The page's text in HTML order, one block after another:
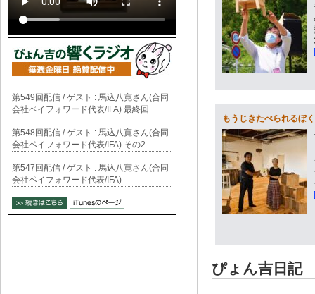
もうじきたべられるぼ
ぴょん吉日記
第549回配信 / ゲスト : 馬込八寛さん(合同
会社ペイフォワード代表/IFA) 最終回
第548回配信 / ゲスト : 馬込八寛さん(合同
会社ペイフォワード代表/IFA) その2
第547回配信 / ゲスト : 馬込八寛さん(合同
会社ペイフォワード代表/IFA)